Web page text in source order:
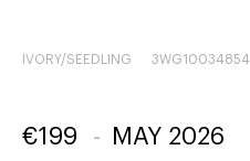
IVORY/SEEDLING 3WG10034854
€199 - MAY 2026